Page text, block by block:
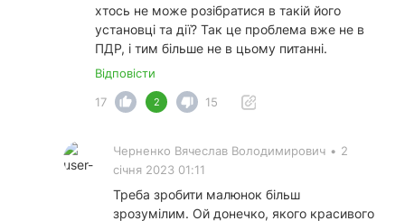
хтось не може розібратися в такій його
установці та дії? Так це проблема вже не в
ПДР, і тим більше не в цьому питанні.
Відповісти
17
2 15
Черненко Вячеслав Вoлoдимирович • 2
січня 2023 01:11
Треба зробити малюнок більш
зрозумілим. Ой донечко, якого красивого